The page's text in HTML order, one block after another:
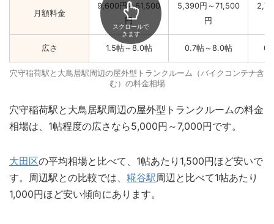
月額料金
9,600円～61,500
円
5,390円～71,500
円
広さ 1.5帖～8.0帖 0.7帖～8.0帖
スクロールで
きます
穴守稲荷駅と大鳥居駅周辺の屋外型トランクルーム（バイクコンテナ含
む）の料金相場
穴守稲荷駅と大鳥居駅周辺の屋外型トランクルームの料金
相場は、1帖程度の広さなら5,000円～7,000円です。
大田区の平均相場と比べて、1帖あたり1,500円ほど安いで
す。周辺駅との比較では、 糀谷駅周辺と比べて1帖あたり
1,000円ほど安い傾向にあります。